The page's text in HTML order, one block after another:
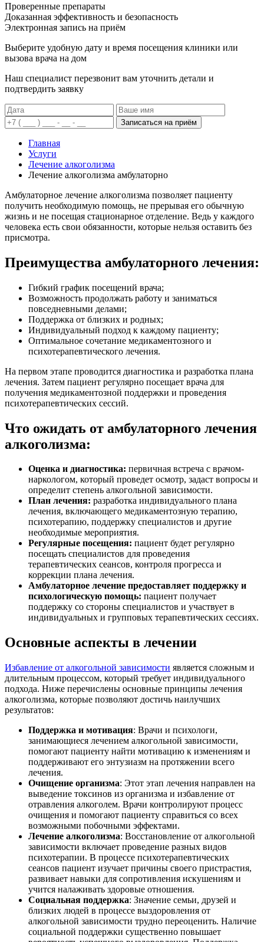
Проверенные препараты
Доказанная эффективность и безопасность
Электронная запись на приём
Выберите удобную дату и время посещения клиники или
вызова врача на дом
Наш специалист перезвонит вам уточнить детали и
подтвердить заявку
Записаться на приём
Главная
Услуги
Лечение алкоголизма
Лечение алкоголизма амбулаторно
Амбулаторное лечение алкоголизма позволяет пациенту
получить необходимую помощь, не прерывая его обычную
жизнь и не посещая стационарное отделение. Ведь у каждого
человека есть свои обязанности, которые нельзя оставить без
присмотра.
Преимущества амбулаторного лечения:
Гибкий график посещений врача;
Возможность продолжать работу и заниматься
повседневными делами;
Поддержка от близких и родных;
Индивидуальный подход к каждому пациенту;
Оптимальное сочетание медикаментозного и
психотерапевтического лечения.
На первом этапе проводится диагностика и разработка плана
лечения. Затем пациент регулярно посещает врача для
получения медикаментозной поддержки и проведения
психотерапевтических сессий.
Что ожидать от амбулаторного лечения
алкоголизма:
Оценка и диагностика: первичная встреча с врачом-
наркологом, который проведет осмотр, задаст вопросы и
определит степень алкогольной зависимости.
План лечения: разработка индивидуального плана
лечения, включающего медикаментозную терапию,
психотерапию, поддержку специалистов и другие
необходимые мероприятия.
Регулярные посещения: пациент будет регулярно
посещать специалистов для проведения
терапевтических сеансов, контроля прогресса и
коррекции плана лечения.
Амбулаторное лечение предоставляет поддержку и
психологическую помощь: пациент получает
поддержку со стороны специалистов и участвует в
индивидуальных и групповых терапевтических сессиях.
Основные аспекты в лечении
Избавление от алкогольной зависимости является сложным и
длительным процессом, который требует индивидуального
подхода. Ниже перечислены основные принципы лечения
алкоголизма, которые позволяют достичь наилучших
результатов:
Поддержка и мотивация: Врачи и психологи,
занимающиеся лечением алкогольной зависимости,
помогают пациенту найти мотивацию к изменениям и
поддерживают его энтузиазм на протяжении всего
лечения.
Очищение организма: Этот этап лечения направлен на
выведение токсинов из организма и избавление от
отравления алкоголем. Врачи контролируют процесс
очищения и помогают пациенту справиться со всех
возможными побочными эффектами.
Лечение алкоголизма: Восстановление от алкогольной
зависимости включает проведение разных видов
психотерапии. В процессе психотерапевтических
сеансов пациент изучает причины своего пристрастия,
развивает навыки для сопротивления искушениям и
учится налаживать здоровые отношения.
Социальная поддержка: Значение семьи, друзей и
близких людей в процессе выздоровления от
алкогольной зависимости трудно переоценить. Наличие
социальной поддержки существенно повышает